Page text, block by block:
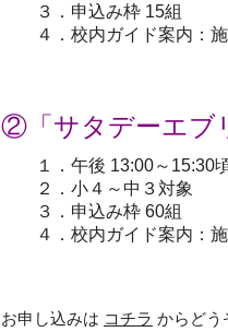
３．申込み枠 15組
４．校内ガイド案内：施
②「サタデーエブ
１．午後 13:00～15:30
２．小４～中３対象
３．申込み枠 60組
４．校内ガイド案内：施
お申し込みは コチラ からどう